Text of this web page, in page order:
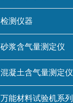
检测仪器
砂浆含气量测定仪
混凝土含气量测定仪
万能材料试验机系列